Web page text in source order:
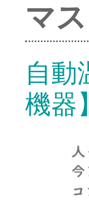
マ
自動
機器】